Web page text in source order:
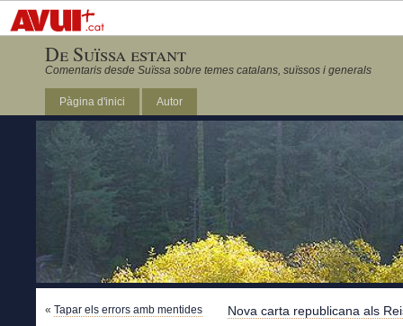
De Suïssa estant
Comentaris desde Suïssa sobre temes catalans, suïssos i generals
Pàgina d'inici Autor
« Tapar els errors amb mentides Nova carta republicana als